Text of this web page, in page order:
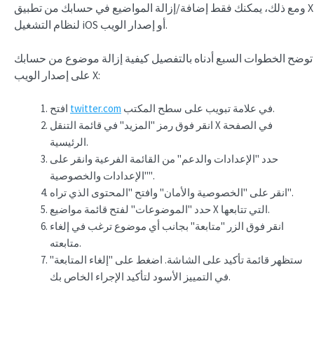
ومع ذلك، يمكنك فقط إضافة/إزالة المواضيع في حسابك من تطبيق X
لنظام التشغيل iOS أو إصدار الويب.
توضح الخطوات السبع أدناه بالتفصيل كيفية إزالة موضوع من حسابك
على إصدار الويب X:
twitter.com
في علامة تبويب على سطح المكتب.
انقر فوق رمز "المزيد" في قائمة التنقل X في الصفحة
الرئيسية.
حدد "الإعدادات والدعم" من القائمة الفرعية وانقر على
"الإعدادات والخصوصية".
انقر على "الخصوصية والأمان" وافتح "المحتوى الذي تراه".
حدد "الموضوعات" لفتح قائمة مواضيع X التي تتابعها.
انقر فوق الزر "متابعة" بجانب أي موضوع ترغب في إلغاء
متابعته.
ستظهر قائمة تأكيد على الشاشة. اضغط على "إلغاء المتابعة"
في التمييز الأسود لتأكيد الإجراء الخاص بك.